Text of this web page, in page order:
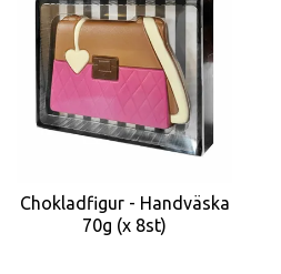
Chokladfigur - Handväska
70g (x 8st)